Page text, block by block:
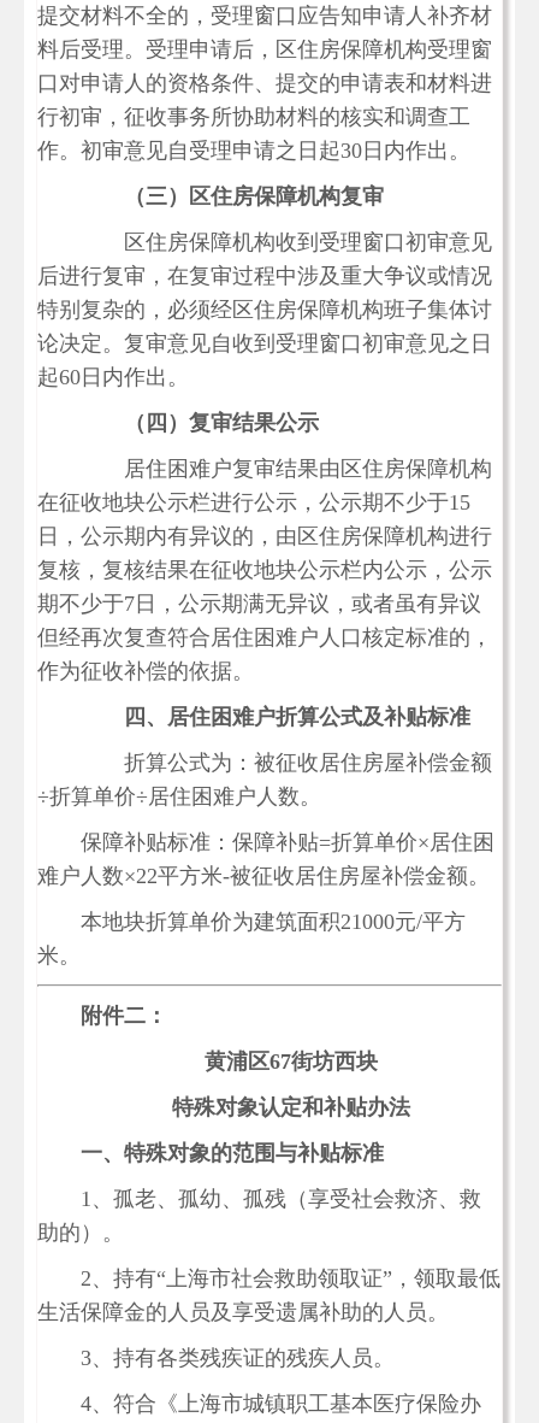
提交材料不全的，受理窗口应告知申请人补齐材
料后受理。受理申请后，区住房保障机构受理窗
口对申请人的资格条件、提交的申请表和材料进
行初审，征收事务所协助材料的核实和调查工
作。初审意见自受理申请之日起30日内作出。
（三）区住房保障机构复审
区住房保障机构收到受理窗口初审意见
后进行复审，在复审过程中涉及重大争议或情况
特别复杂的，必须经区住房保障机构班子集体讨
论决定。复审意见自收到受理窗口初审意见之日
起60日内作出。
（四）复审结果公示
居住困难户复审结果由区住房保障机构
在征收地块公示栏进行公示，公示期不少于15
日，公示期内有异议的，由区住房保障机构进行
复核，复核结果在征收地块公示栏内公示，公示
期不少于7日，公示期满无异议，或者虽有异议
但经再次复查符合居住困难户人口核定标准的，
作为征收补偿的依据。
四、居住困难户折算公式及补贴标准
折算公式为：被征收居住房屋补偿金额
÷折算单价÷居住困难户人数。
保障补贴标准：保障补贴=折算单价×居住困
难户人数×22平方米-被征收居住房屋补偿金额。
本地块折算单价为建筑面积21000元/平方
米。
附件二：
黄浦区67街坊西块
特殊对象认定和补贴办法
一、特殊对象的范围与补贴标准
1、孤老、孤幼、孤残（享受社会救济、救
助的）。
2、持有“上海市社会救助领取证”，领取最低
生活保障金的人员及享受遗属补助的人员。
3、持有各类残疾证的残疾人员。
4、符合《上海市城镇职工基本医疗保险办